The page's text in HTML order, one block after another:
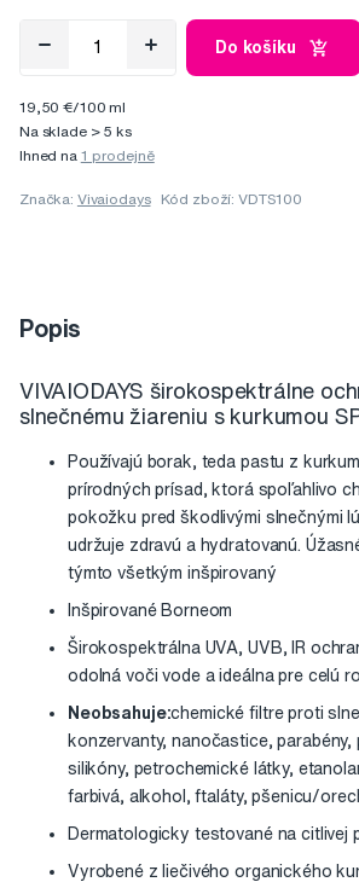
Do košíku
19,50 €/100 ml
Na sklade > 5 ks
Ihned na 1 prodejně
Značka: Vivaiodays Kód zboží: VDTS100
Popis
VIVAIODAYS širokospektrálne
slnečnému žiareniu s kurkumou
Používajú borak, teda pastu z
prírodných prísad, ktorá spoľahlivo
pokožku pred škodlivými slnečnými
udržuje zdravú a hydratovanú.
týmto všetkým inšpirovaný
Inšpirované Borneom
Širokospektrálna UVA, UVB, IR
odolná voči vode a ideálna pre celú
Neobsahuje:chemické filtre proti
konzervanty, nanočastice, parabény,
silikóny, petrochemické látky,
farbivá, alkohol, ftaláty, pšenicu/
Dermatologicky testované na citlivej
Vyrobené z liečivého organického